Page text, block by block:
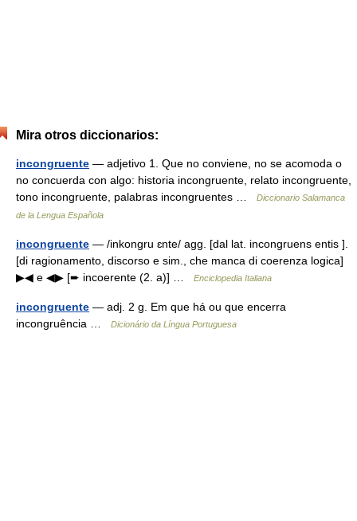
Mira otros diccionarios:
incongruente — adjetivo 1. Que no conviene, no se acomoda o
no concuerda con algo: historia incongruente, relato incongruente,
tono incongruente, palabras incongruentes …
Diccionario Salamanca
de la Lengua Española
incongruente — /inkongru ɛnte/ agg. [dal lat. incongruens entis ].
[di ragionamento, discorso e sim., che manca di coerenza logica]
▶◀ e ◀▶ [➨ incoerente (2. a)] …
Enciclopedia Italiana
incongruente — adj. 2 g. Em que há ou que encerra
incongruência …
Dicionário da Língua Portuguesa